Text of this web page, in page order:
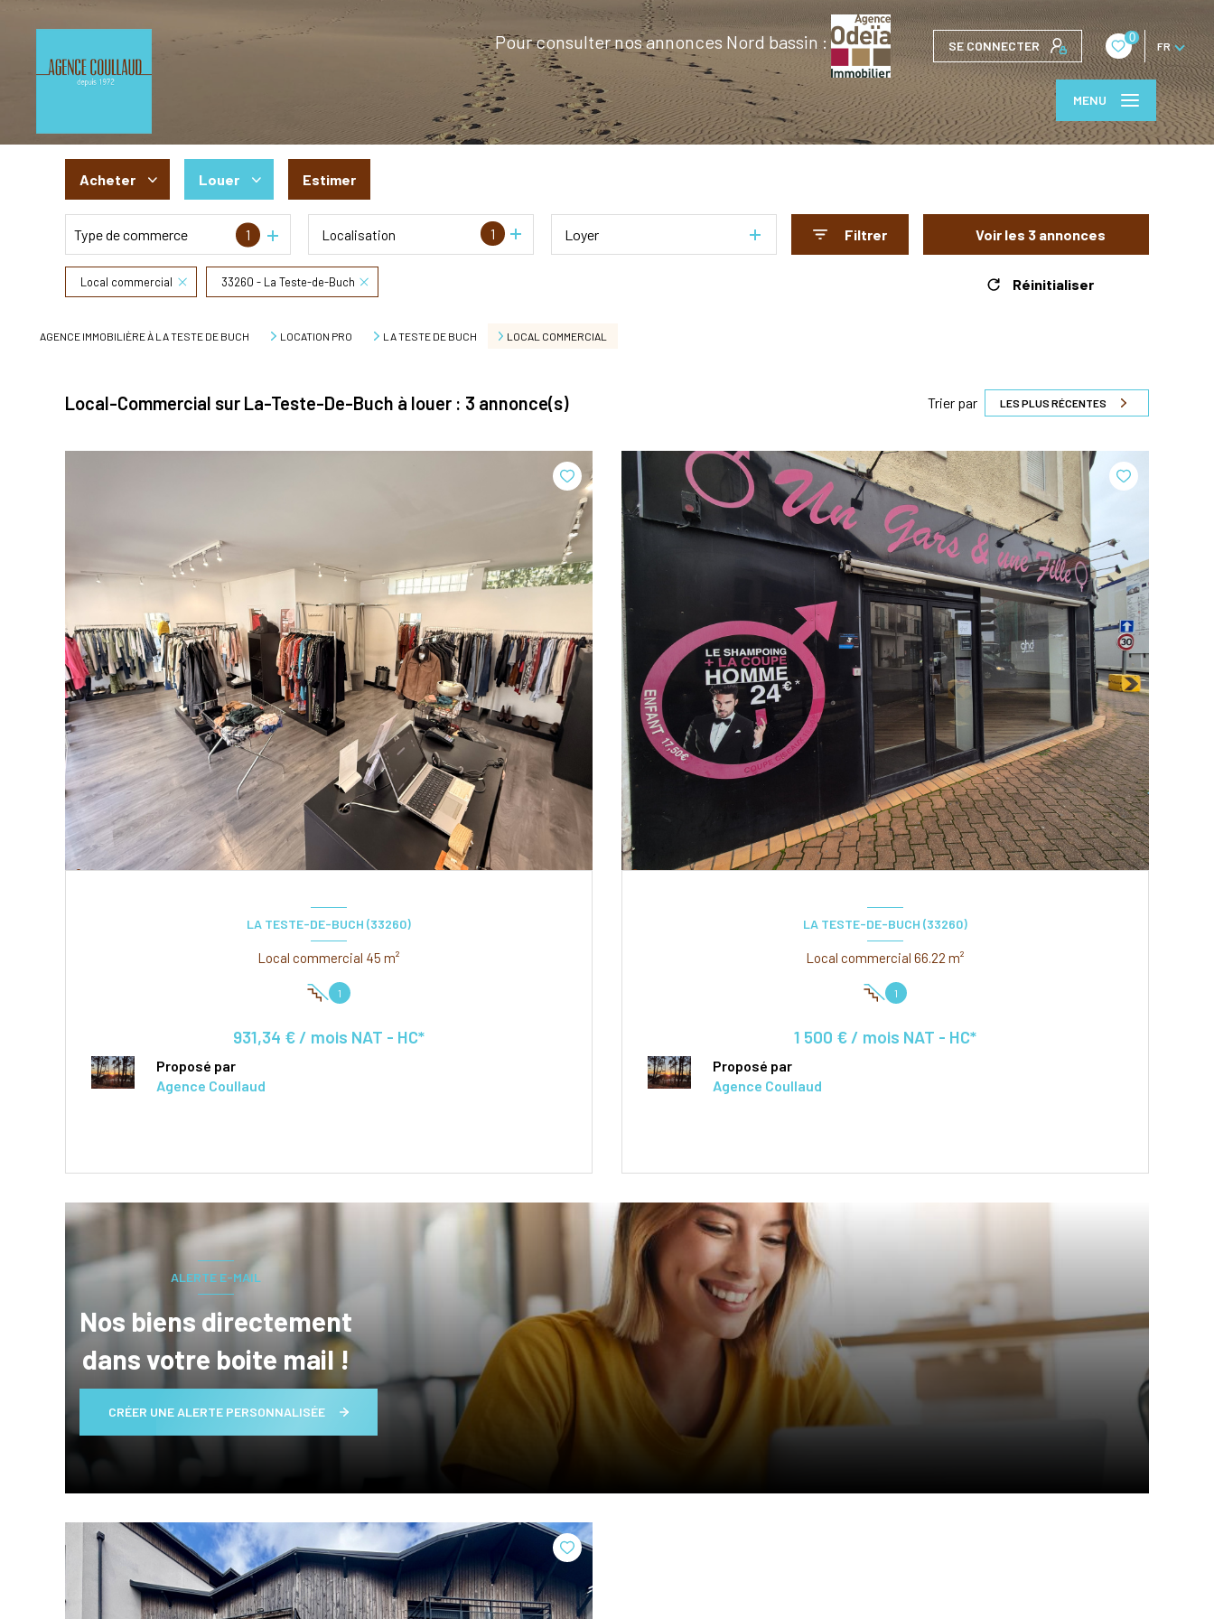
Pour consulter nos annonces Nord bassin : SE CONNECTER
0
FR
MENU
Acheter
De l'ancien
De l'immo pro
Louer
à l'année
De l'immo pro
Estimer
Type de commerce 1 1
Localisation Loyer Filtrer Voir les 3 annonces
Local commercial 33260 - La Teste-de-Buch Réinitialiser
AGENCE IMMOBILIÈRE À LA TESTE DE BUCH LOCATION PRO LA TESTE DE BUCH LOCAL COMMERCIAL
Local-Commercial sur La-Teste-De-Buch à louer : 3 annonce(s) Trier par LES PLUS RÉCENTES
LA TESTE-DE-BUCH (33260)
Local commercial 45 m²
1
931,34 € / mois NAT - HC*
Proposé par
Agence Coullaud
LA TESTE-DE-BUCH (33260)
Local commercial 66.22 m²
1
1 500 € / mois NAT - HC*
Proposé par
Agence Coullaud
ALERTE E-MAIL
Nos biens directement
dans votre boite mail !
CRÉER UNE ALERTE PERSONNALISÉE